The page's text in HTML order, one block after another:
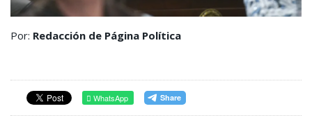
Por: Redacción de Página Política
WhatsApp